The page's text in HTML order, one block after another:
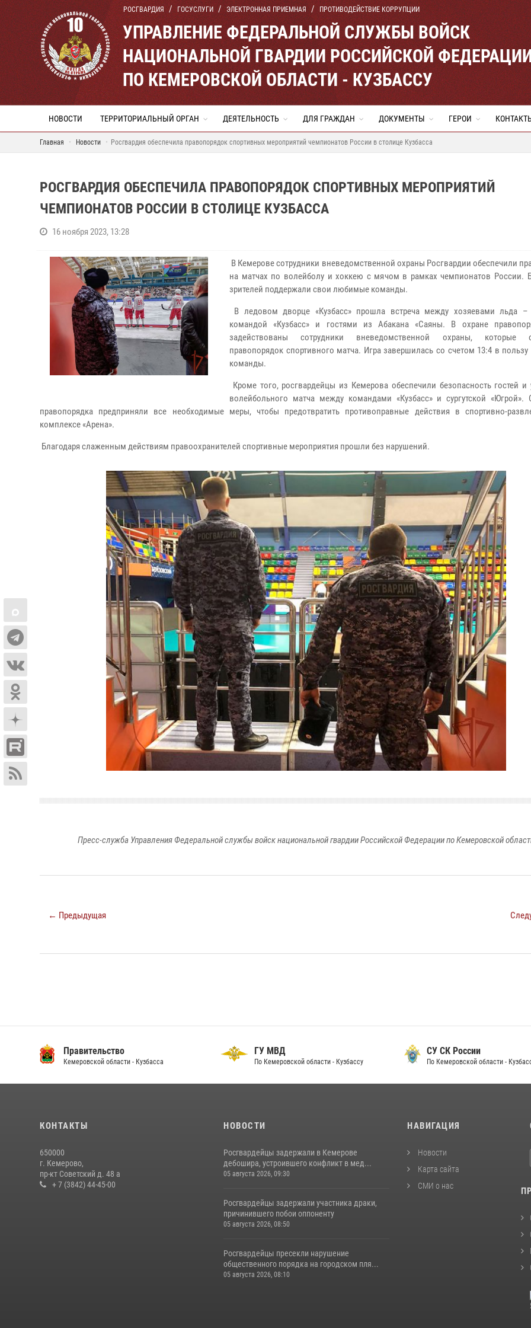
РОСГВАРДИЯ ГОСУСЛУГИ ЭЛЕКТРОННАЯ ПРИЕМНАЯ ПРОТИВОДЕЙСТВИЕ КОРРУПЦИИ
УПРАВЛЕНИЕ ФЕДЕРАЛЬНОЙ СЛУЖБЫ ВОЙСК
НАЦИОНАЛЬНОЙ ГВАРДИИ РОССИЙСКОЙ
ПО КЕМЕРОВСКОЙ ОБЛАСТИ - КУЗБАССУ
НОВОСТИ ТЕРРИТОРИАЛЬНЫЙ ОРГАН ДЕЯТЕЛЬНОСТЬ ДЛЯ ГРАЖДАН ДОКУМЕНТЫ ГЕРОИ
Главная Новости Росгвардия обеспечила правопорядок спортивных мероприятий чемпионатов России в столице Кузбасса
РОСГВАРДИЯ ОБЕСПЕЧИЛА ПРАВОПОРЯДОК СПОРТИВНЫХ МЕРОПРИЯТИЙ
ЧЕМПИОНАТОВ РОССИИ В СТОЛИЦЕ КУЗБАССА
16 ноября 2023, 13:28
В Кемерове сотрудники вневедомственной охраны Росгвардии обеспечили
на матчах по волейболу и хоккею с мячом в рамках чемпионатов России.
зрителей поддержали свои любимые команды.
В ледовом дворце «Кузбасс» прошла встреча между хозяевами льда –
командой «Кузбасс» и гостями из Абакана «Саяны. В охране
задействованы сотрудники вневедомственной охраны, которые
правопорядок спортивного матча. Игра завершилась со счетом 13:4 в пользу
команды.
Кроме того, росгвардейцы из Кемерова обеспечили безопасность гостей и
волейбольного матча между командами «Кузбасс» и сургутской «Югрой».
правопорядка предприняли все необходимые меры, чтобы предотвратить противоправные действия в спортивно-
комплексе «Арена».
Благодаря слаженным действиям правоохранителей спортивные мероприятия прошли без нарушений.
Пресс-служба Управления Федеральной службы войск национальной гвардии Российской Федерации по Кемеровской
← Предыдущая
Правительство
Кемеровской области - Кузбасса
ГУ МВД
По Кемеровской области - Кузбассу
СУ СК России
По Кемеровской области -
КОНТАКТЫ
650000
г. Кемерово,
пр-кт Советский д. 48 а
+ 7 (3842) 44-45-00
НОВОСТИ
Росгвардейцы задержали в Кемерове
дебошира, устроившего конфликт в мед...
05 августа 2026, 09:30
Росгвардейцы задержали участника драки,
причинившего побои оппоненту
05 августа 2026, 08:50
Росгвардейцы пресекли нарушение
общественного порядка на городском пля...
05 августа 2026, 08:10
НАВИГАЦИЯ
Новости
Карта сайта
СМИ о нас